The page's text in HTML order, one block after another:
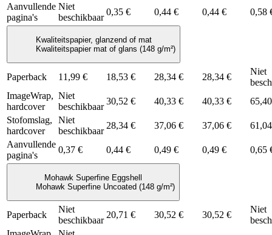
Aanvullende
pagina's
Niet
beschikbaar
0,35 € 0,44 € 0,44 € 0,58
Kwaliteitspapier, glanzend of mat
Kwaliteitspapier mat of glans (148 g/m²)
Paperback 11,99 € 18,53 € 28,34 € 28,34 €
Niet
ImageWrap,
hardcover
Niet
beschikbaar
30,52 € 40,33 € 40,33 €
Stofomslag,
hardcover
Niet
beschikbaar
28,34 € 37,06 € 37,06 €
Aanvullende
pagina's
0,37 € 0,44 € 0,49 € 0,49 € 0,65
Mohawk Superfine Eggshell
Mohawk Superfine Uncoated (148 g/m²)
Paperback
Niet
beschikbaar
20,71 € 30,52 € 30,52 €
Niet